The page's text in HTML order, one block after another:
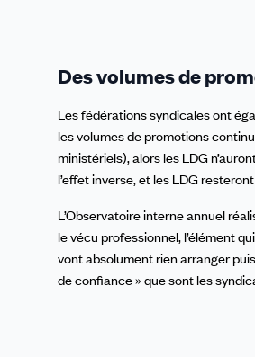
Des volumes de
Les fédérations syndicales ont
les volumes de promotions
ministériels), alors les LDG
l’effet inverse, et les LDG
L’Observatoire interne annuel
le vécu professionnel, l’élément
vont absolument rien arranger
de confiance » que sont les